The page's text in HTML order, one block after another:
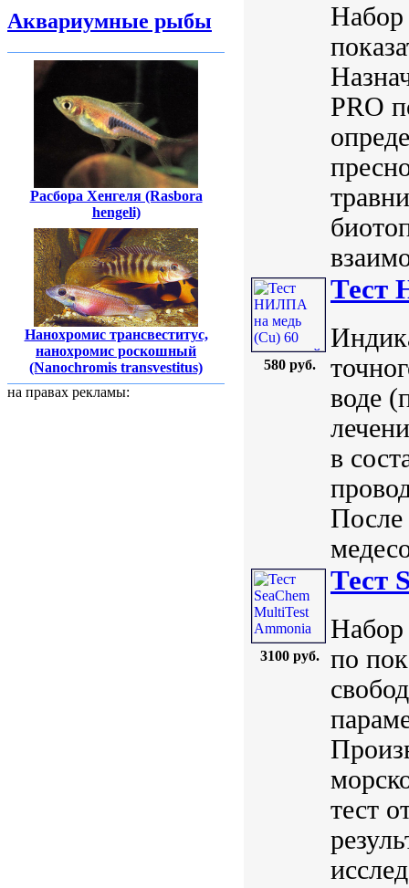
Аквариумные рыбы
Расбора Хенгеля (Rasbora
hengeli)
Нанохромис трансвеститус,
нанохромис роскошный
(Nanochromis transvestitus)
на правах рекламы:
PRO
580 руб.
Тест
воде
в
После
3100 руб.
Тест
Набор
по
тест